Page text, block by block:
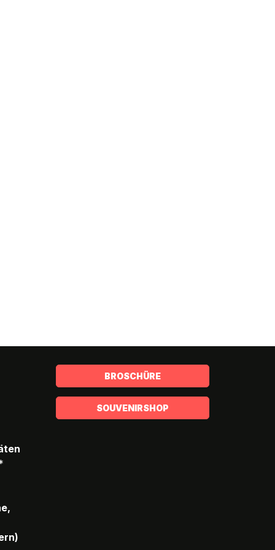
BROSCHÜRE
SOUVENIRSHOP